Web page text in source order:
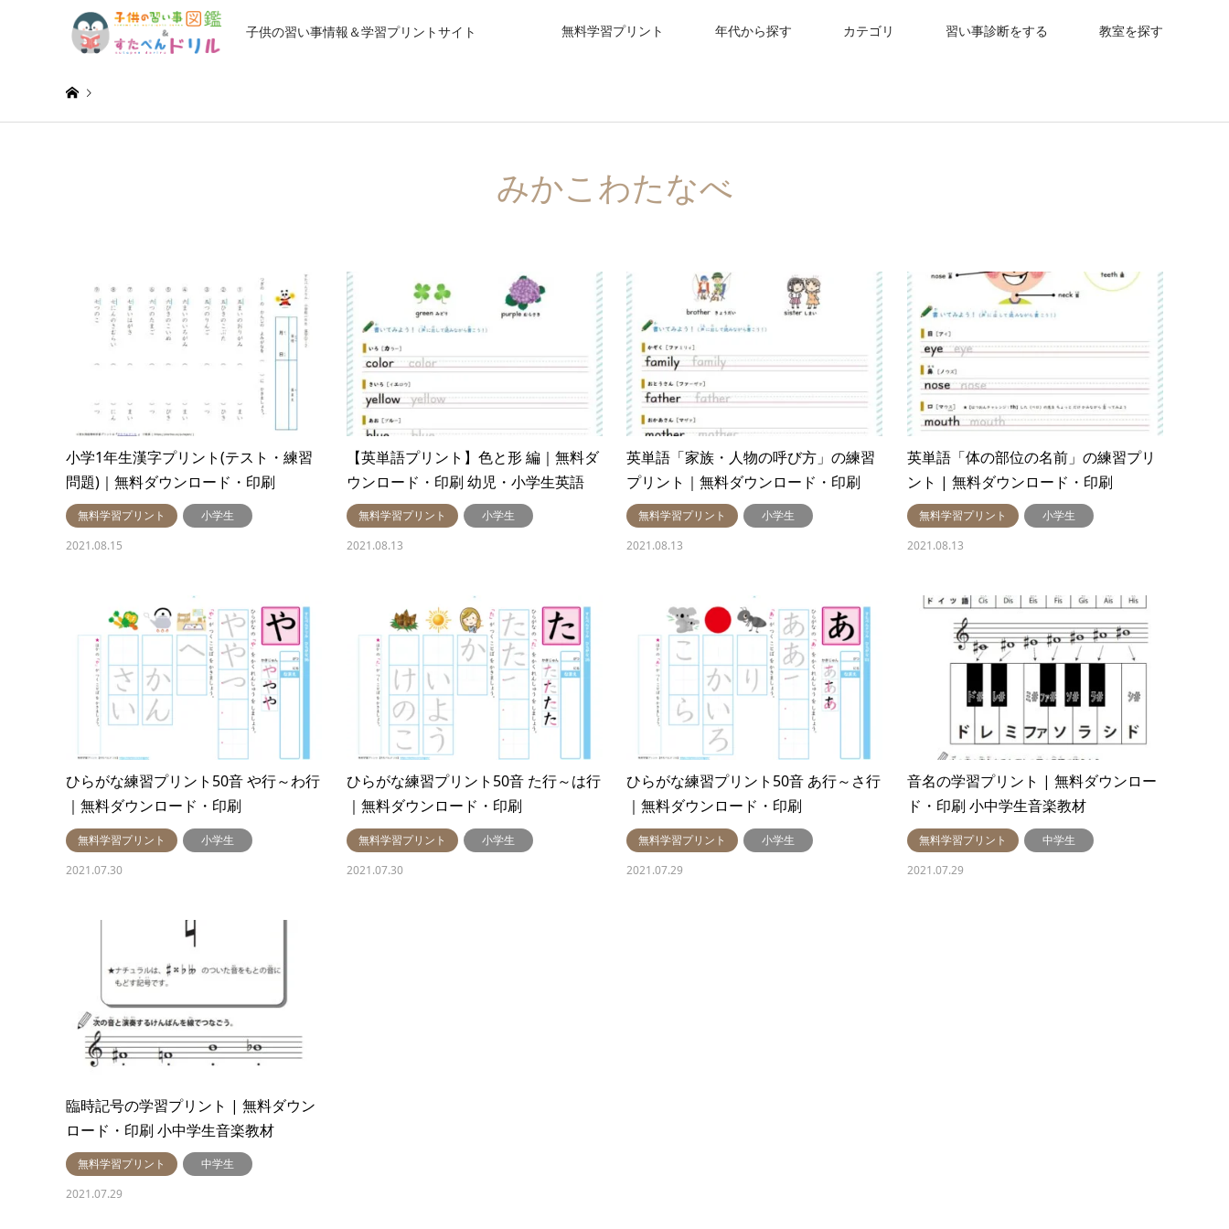
子供の習い事情報＆学習プリントサイト 無料学習プリント 年代から探す カテゴリ 習い事診断をする 教室を探す
みかこわたなべ
小学1年生漢字プリント(テスト・練習
問題)｜無料ダウンロード・印刷
無料学習プリント
小学生
2021.08.15
【英単語プリント】色と形 編｜無料ダ
ウンロード・印刷 幼児・小学生英語
無料学習プリント
小学生
2021.08.13
英単語「家族・人物の呼び方」の練習
プリント｜無料ダウンロード・印刷
無料学習プリント
小学生
2021.08.13
英単語「体の部位の名前」の練習プリ
ント | 無料ダウンロード・印刷
無料学習プリント
小学生
2021.08.13
ひらがな練習プリント50音 や行～わ行
｜無料ダウンロード・印刷
無料学習プリント
小学生
2021.07.30
ひらがな練習プリント50音 た行～は行
｜無料ダウンロード・印刷
無料学習プリント
小学生
2021.07.30
ひらがな練習プリント50音 あ行～さ行
｜無料ダウンロード・印刷
無料学習プリント
小学生
2021.07.29
音名の学習プリント | 無料ダウンロー
ド・印刷 小中学生音楽教材
無料学習プリント
中学生
2021.07.29
臨時記号の学習プリント | 無料ダウン
ロード・印刷 小中学生音楽教材
無料学習プリント
中学生
2021.07.29